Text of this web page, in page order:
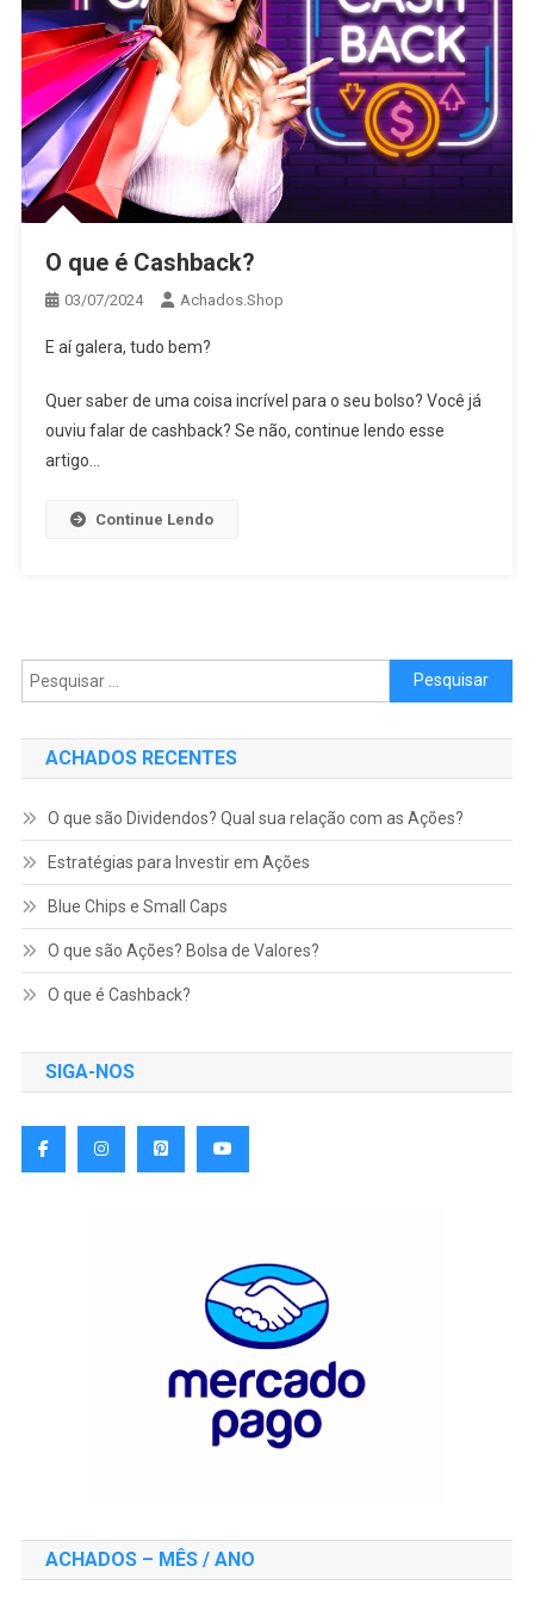
O que é Cashback?
03/07/2024 Achados.Shop
E aí galera, tudo bem?
Quer saber de uma coisa incrível para o seu bolso? Você já
ouviu falar de cashback? Se não, continue lendo esse
artigo…
Continue Lendo
Pesquisar por:
ACHADOS RECENTES
O que são Dividendos? Qual sua relação com as Ações?
Estratégias para Investir em Ações
Blue Chips e Small Caps
O que são Ações? Bolsa de Valores?
O que é Cashback?
SIGA-NOS
ACHADOS – MÊS / ANO